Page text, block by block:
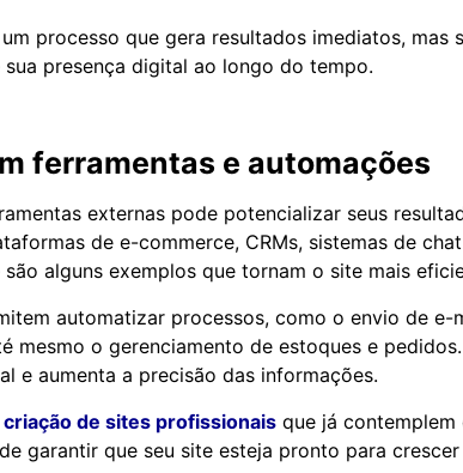
processo que gera resultados imediatos, mas
presença digital ao longo do tempo.
ferramentas e automações
externas pode potencializar seus
de e-commerce, CRMs, sistemas de
alguns exemplos que tornam o site mais
automatizar processos, como o envio de e-
mesmo o gerenciamento de estoques e
e aumenta a precisão das informações.
criação de sites profissionais que já contemplem
garantir que seu site esteja pronto para